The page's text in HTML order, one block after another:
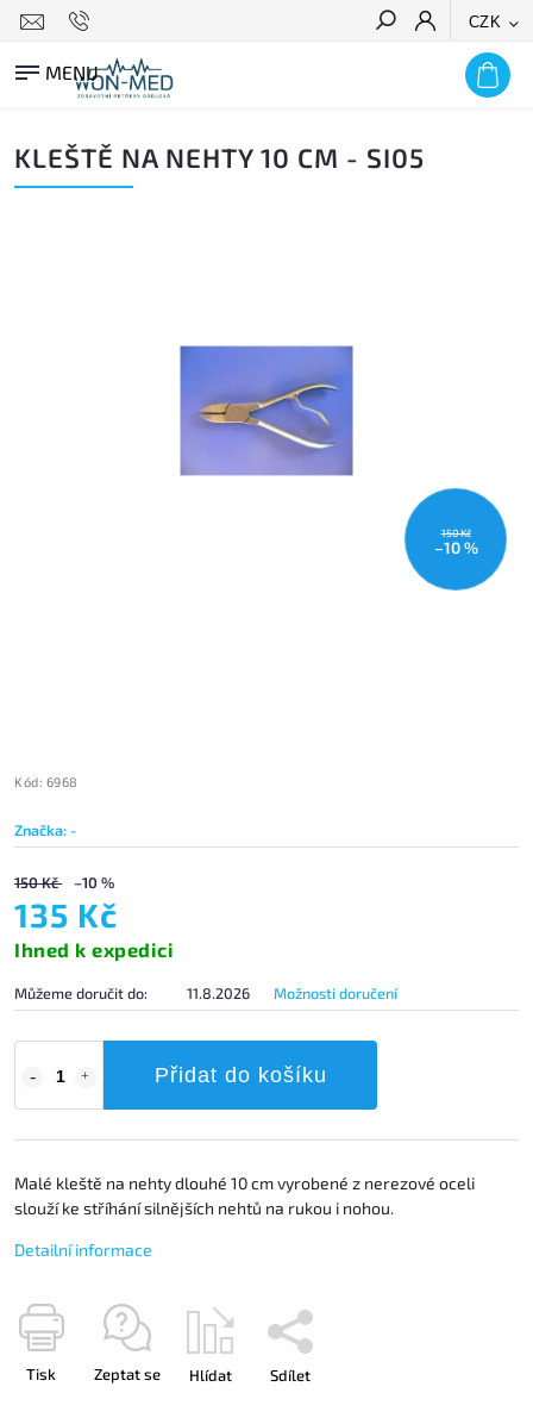
CZK
HLEDAT
KLEŠTĚ NA NEHTY 10 CM - SI05
150 Kč
–10 %
Kód: 6968
Značka:-
150 Kč –10 %
135 Kč
Ihned k expedici
Můžeme doručit do: 11.8.2026 Možnosti doručení
Přidat do košíku
Malé kleště na nehty dlouhé 10 cm vyrobené z nerezové oceli
slouží ke stříhání silnějších nehtů na rukou i nohou.
Detailní informace
Tisk Zeptat se Hlídat Sdílet